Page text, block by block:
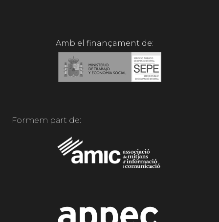
Amb el finançament de:
Formem part de: